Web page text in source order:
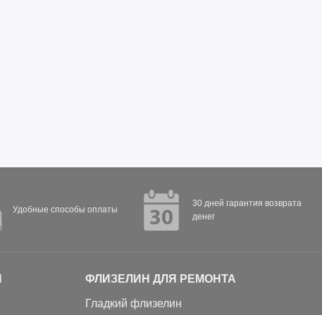
Удобные способы оплаты
30 дней гарантия возврата
денег
ФЛИЗЕЛИН ДЛЯ РЕМОНТА
Гладкий флизелин